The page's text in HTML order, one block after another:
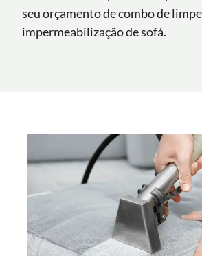
seu orçamento de combo de
impermeabilização de sofá.